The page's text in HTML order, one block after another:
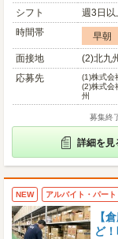
シフト
週3日以
時間帯
早朝
面接地
(2)北九
応募先
(1)株式会
(2)株式会
州
募集終
詳細を見
NEW アルバイト・パート
【
ど